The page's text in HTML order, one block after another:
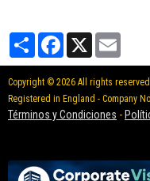
PartagerFacebook
X
Copyright © 2026 All rights
Registered in England - Company
Términos y Condiciones -